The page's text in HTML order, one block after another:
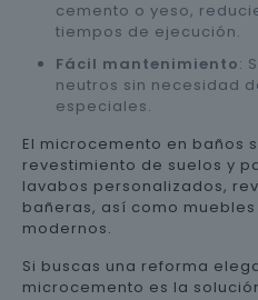
cemento o yeso,
tiempos de ejecución.
Fácil mantenimiento:
neutros sin necesidad
especiales.
El microcemento en baños
revestimiento de suelos y
lavabos personalizados,
bañeras, así como
modernos.
Si buscas una reforma
microcemento es la